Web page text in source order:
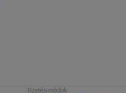
Fizetési módok